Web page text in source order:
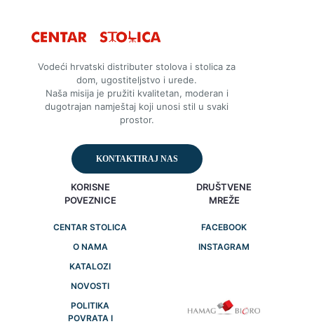
Vodeći hrvatski distributer stolova i stolica za
dom, ugostiteljstvo i urede.
Naša misija je pružiti kvalitetan, moderan i
dugotrajan namještaj koji unosi stil u svaki
prostor.
KONTAKTIRAJ NAS
KORISNE
POVEZNICE
CENTAR STOLICA
O NAMA
KATALOZI
NOVOSTI
POLITIKA
POVRATA I
DRUŠTVENE
MREŽE
FACEBOOK
INSTAGRAM